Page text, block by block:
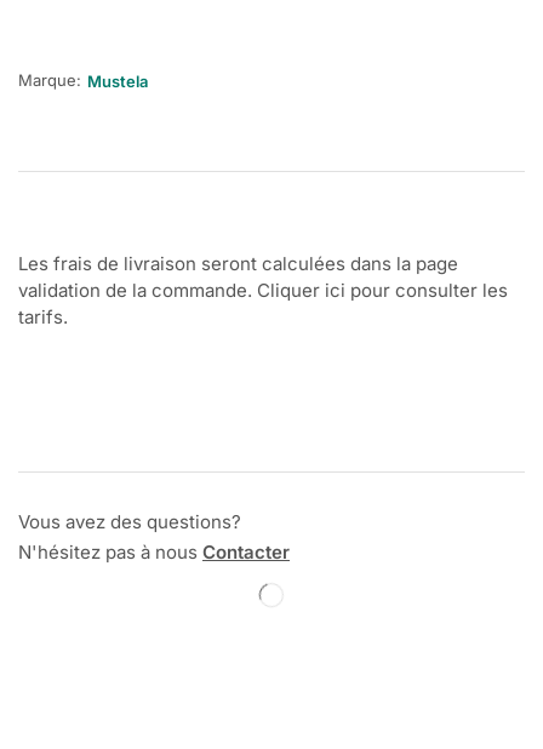
Marque: Mustela
Les frais de livraison seront calculées dans la page
validation de la commande. Cliquer ici pour consulter les
tarifs.
Vous avez des questions?
N'hésitez pas à nous Contacter